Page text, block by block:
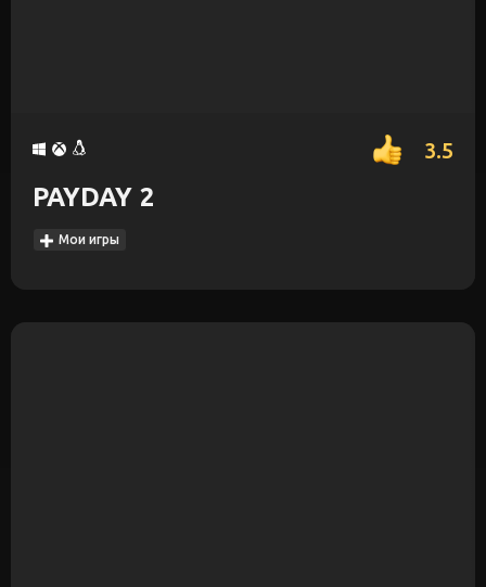
3.5
PAYDAY 2
Мои игры